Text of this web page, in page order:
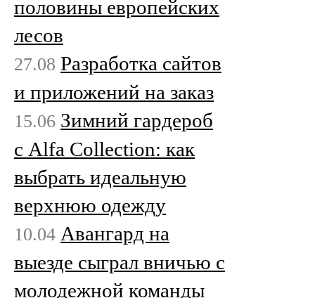
половины европейских
лесов
27.08 Разработка сайтов
и приложений на заказ
15.06 Зимний гардероб
с Alfa Collection: как
выбрать идеальную
верхнюю одежду
10.04 Авангард на
выезде сыграл вничью с
молодежной команды